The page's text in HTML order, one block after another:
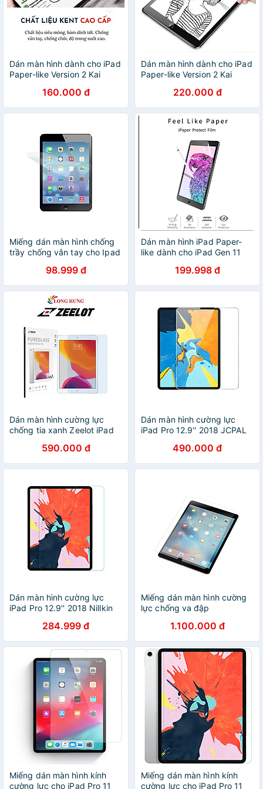
Dán màn hình dành cho iPad
Paper-like Version 2 Kai
vẽ như trên giấy - Hàng
Chính Hãng - iPad Mini 6
160.000 đ
Dán màn hình dành cho iPad
Paper-like Version 2 Kai
vẽ như trên giấy - Hàng
Chính Hãng - iPad 10.2 inch
220.000 đ
Miếng dán màn hình chống
trầy chống vân tay cho Ipad
ipad air 2/ ipad pro 9.7/ ipad
pro 10.5/ ipad 11 inch/ ipad
2018/ ipad 2017/ mini 5/ air
3 2019 10.5 inch - Hàng
nhập khẩu
98.999 đ
Dán màn hình iPad Paper-
like dành cho iPad Gen 11
hiệu Wiwu chống vân tay
cho cảm giác vẽ như trên
giấy - Hàng chính hãng
199.998 đ
Dán màn hình cường lực
chống tia xanh Zeelot iPad
590.000 đ
Dán màn hình cường lực
iPad Pro 12.9'' 2018 JCPAL
490.000 đ
Dán màn hình cường lực
iPad Pro 12.9'' 2018 Nillkin
284.999 đ
Miếng dán màn hình cường
lực chống va đập
Hàng Chính Hãng
1.100.000 đ
Miếng dán màn hình kính
cường lực cho iPad Pro 11
Miếng dán màn hình kính
cường lực cho iPad Pro 11